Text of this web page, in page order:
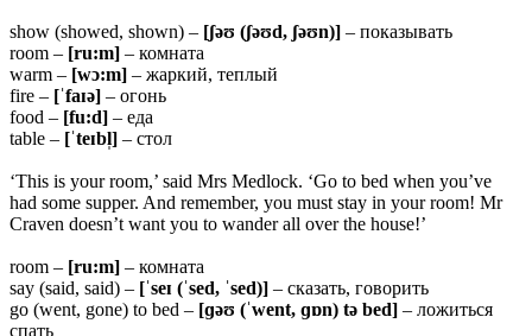
show (showed, shown) – [ʃəʊ (ʃəʊd, ʃəʊn)] – показывать
room – [ru:m] – комната
warm – [wɔ:m] – жаркий, теплый
fire – [ˈfaɪə] – огонь
food – [fu:d] – еда
table – [ˈteɪbl̩] – стол
‘This is your room,’ said Mrs Medlock. ‘Go to bed when you’ve
had some supper. And remember, you must stay in your room! Mr
Craven doesn’t want you to wander all over the house!’
room – [ru:m] – комната
say (said, said) – [ˈseɪ (ˈsed, ˈsed)] – сказать, говорить
go (went, gone) to bed – [ɡəʊ (ˈwent, ɡɒn) tə bed] – ложиться
спать